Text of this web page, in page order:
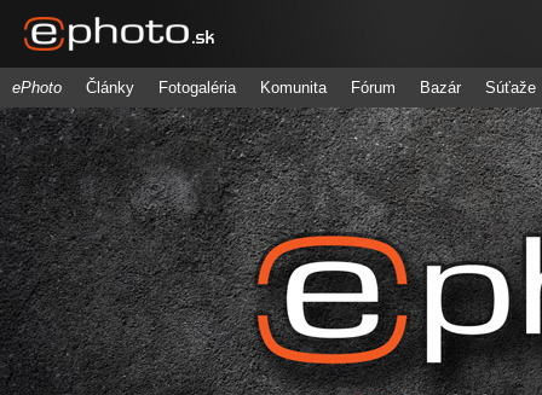
ePhoto Články Fotogaléria Komunita Fórum Bazár Súťaže